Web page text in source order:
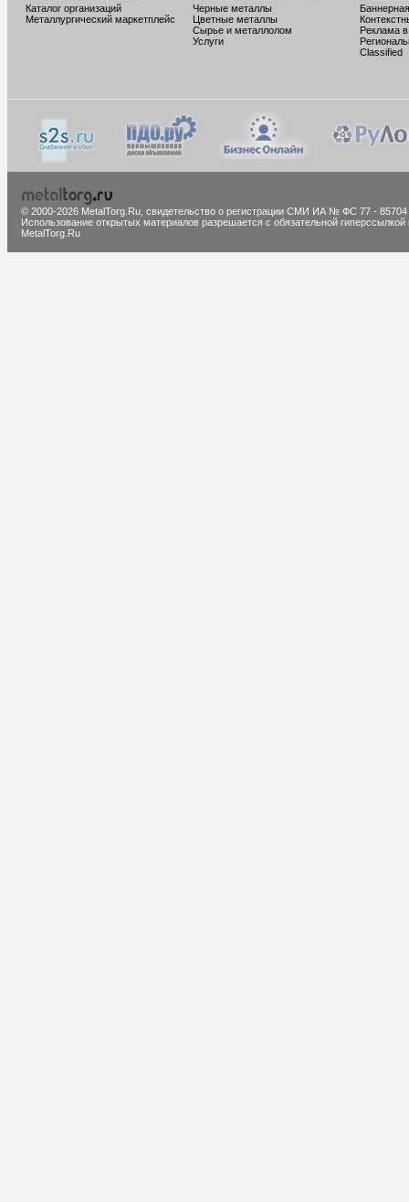
Каталог организаций
Металлургический маркетплейс
Черные металлы
Цветные металлы
Сырье и металлолом
Услуги
Реклама
Classified
© 2000-2026 MetalTorg.Ru, cвидетельство о регистрации СМИ ИА № ФС 77 - 85704
Использование открытых материалов разрешается с обязательной гиперссылкой
MetalTorg.Ru